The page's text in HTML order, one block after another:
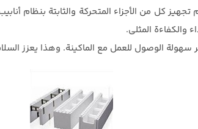
كل من الأجزاء المتحركة والثابتة بنظام
والكفاءة المثلى.